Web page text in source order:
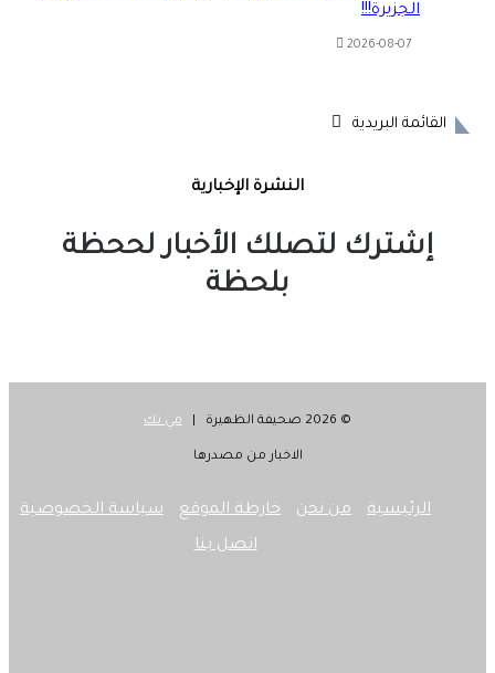
الجزيرة!!!
2026-08-07
القائمة البريدية
النشرة الإخبارية
إشترك لتصلك الأخبار لححظة
بلحظة
مي تك
الاخبار من مصدرها
الرئيسية من نحن خارطة الموقع
سياسة الخصوصية
اتصل بنا